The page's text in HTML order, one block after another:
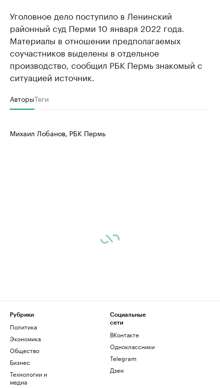
Уголовное дело поступило в Ленинский
районный суд Перми 10 января 2022 года.
Материалы в отношении предполагаемых
соучастников выделены в отдельное
производство, сообщил РБК Пермь знакомый с
ситуацией источник.
АвторыТеги
Михаил Лобанов, РБК Пермь
Рубрики
Политика
Экономика
Общество
Бизнес
Технологии и
медиа
Социальные
сети
ВКонтакте
Одноклассники
Telegram
Дзен